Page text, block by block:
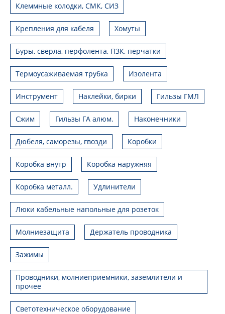
Клеммные колодки, СМК, СИЗ
Крепления для кабеля Хомуты
Буры, сверла, перфолента, ПЗК, перчатки
Термоусаживаемая трубка Изолента
Инструмент Наклейки, бирки Гильзы ГМЛ
Сжим Гильзы ГА алюм. Наконечники
Дюбеля, саморезы, гвозди Коробки
Коробка внутр Коробка наружняя
Коробка металл. Удлинители
Люки кабельные напольные для розеток
Молниезащита Держатель проводника
Зажимы
Проводники, молниеприемники, заземлители и
прочее
Светотехническое оборудование